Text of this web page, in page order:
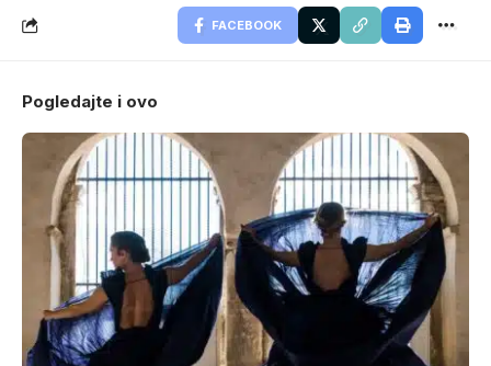
FACEBOOK
Pogledajte i ovo